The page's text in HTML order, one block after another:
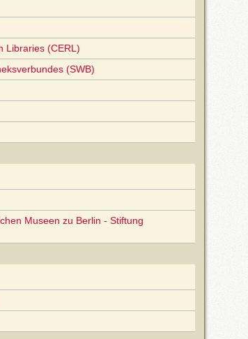
Libraries (CERL)
(SWB)
Museen zu Berlin - Stiftung